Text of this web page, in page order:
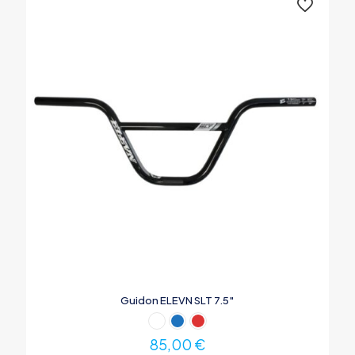
Guidon ELEVN SLT 7.5″
85,00 €